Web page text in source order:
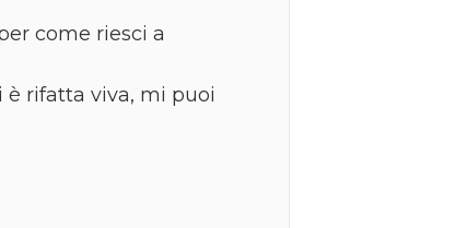
come riesci a
rifatta viva, mi puoi